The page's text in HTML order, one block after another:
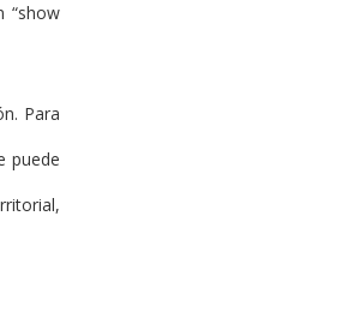
“show
Para
puede